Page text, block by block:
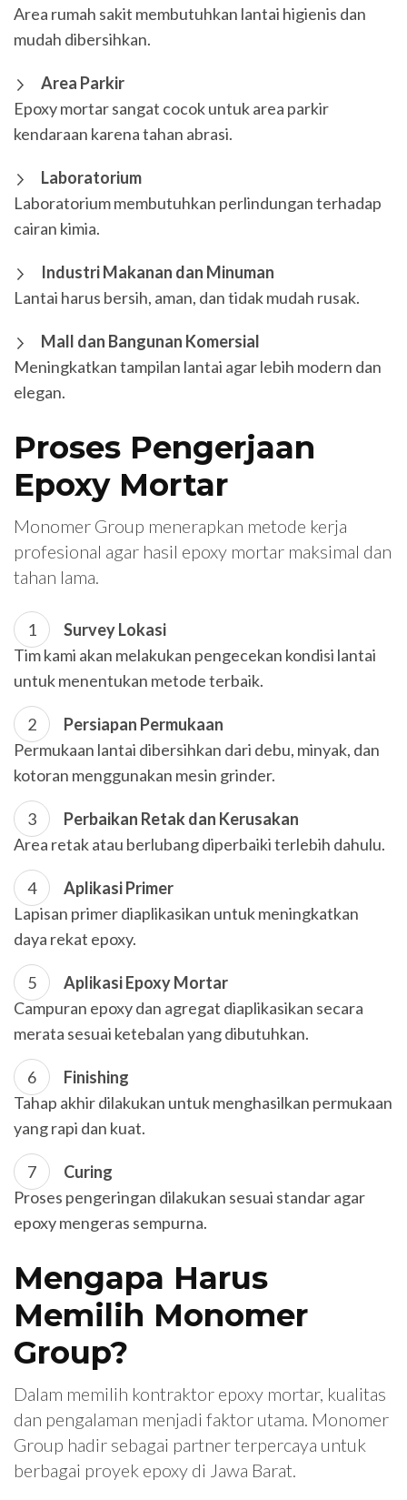
Area rumah sakit membutuhkan lantai higienis dan
mudah dibersihkan.
Area Parkir
Epoxy mortar sangat cocok untuk area parkir
kendaraan karena tahan abrasi.
Laboratorium
Laboratorium membutuhkan perlindungan terhadap
cairan kimia.
Industri Makanan dan Minuman
Lantai harus bersih, aman, dan tidak mudah rusak.
Mall dan Bangunan Komersial
Meningkatkan tampilan lantai agar lebih modern dan
elegan.
Proses Pengerjaan
Epoxy Mortar
Monomer Group menerapkan metode kerja
profesional agar hasil epoxy mortar maksimal dan
tahan lama.
Survey Lokasi
Tim kami akan melakukan pengecekan kondisi lantai
untuk menentukan metode terbaik.
Persiapan Permukaan
Permukaan lantai dibersihkan dari debu, minyak, dan
kotoran menggunakan mesin grinder.
Perbaikan Retak dan Kerusakan
Area retak atau berlubang diperbaiki terlebih dahulu.
Aplikasi Primer
Lapisan primer diaplikasikan untuk meningkatkan
daya rekat epoxy.
Aplikasi Epoxy Mortar
Campuran epoxy dan agregat diaplikasikan secara
merata sesuai ketebalan yang dibutuhkan.
Finishing
Tahap akhir dilakukan untuk menghasilkan permukaan
yang rapi dan kuat.
Curing
Proses pengeringan dilakukan sesuai standar agar
epoxy mengeras sempurna.
Mengapa Harus
Memilih Monomer
Group?
Dalam memilih kontraktor epoxy mortar, kualitas
dan pengalaman menjadi faktor utama. Monomer
Group hadir sebagai partner terpercaya untuk
berbagai proyek epoxy di Jawa Barat.